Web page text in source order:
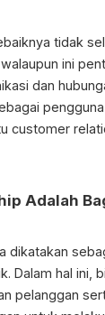
tidak
ini
dan
customer
Adalah
dikatakan
Dalam hal ini,
pelanggan